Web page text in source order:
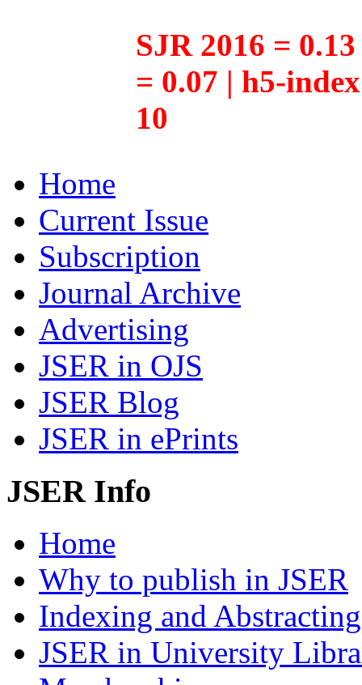
SJR 2016 =
= 0.07 | h5-
10
Home
Current Issue
Subscription
Journal Archive
Advertising
JSER in OJS
JSER Blog
JSER in ePrints
JSER Info
Home
Why to publish in JSER
Indexing and Abstracting
JSER in University